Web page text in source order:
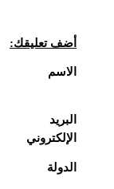
أضف تعليقك:
الاسم
البريد
الإلكتروني
الدولة